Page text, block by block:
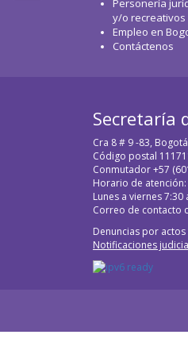
Personería
y/o recreativos
Empleo en
Contáctenos
Secretaría
Cra 8 # 9 -83,
Código postal
Conmutador +57
Horario de atención:
Lunes a viernes 7:30
Correo de contacto
Denuncias por
Notificaciones